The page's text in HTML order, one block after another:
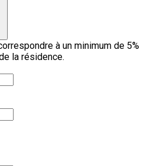
à un minimum de 5%
la résidence.